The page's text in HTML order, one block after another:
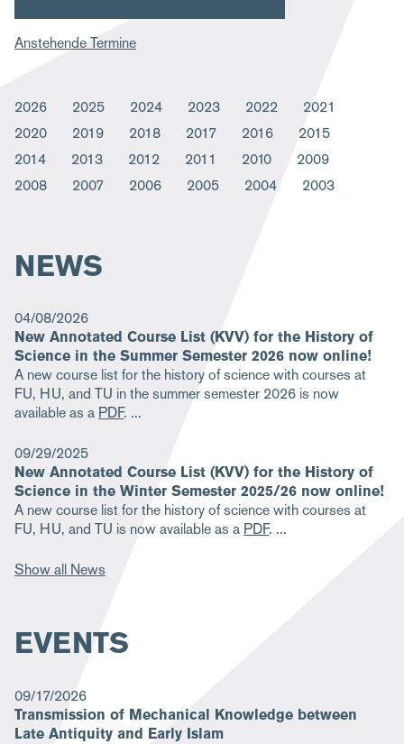
Anstehende Termine
2026 2025 2024 2023 2022
2021
2020
2019 2018 2017 2016
2015
2014
2013 2012 2011 2010
2009
2008
2007 2006 2005 2004 2003
NEWS
04/08/2026
New Annotated Course List (KVV) for the History of
Science in the Summer Semester 2026 now online!
A new course list for the history of science with courses at
FU, HU, and TU in the summer semester 2026 is now
available as a PDF.
09/29/2025
New Annotated Course List (KVV) for the History of
Science in the Winter Semester 2025/26 now online!
A new course list for the history of science with courses at
FU, HU, and TU is now available as a PDF.
Show all News
EVENTS
09/17/2026
Transmission of Mechanical Knowledge between
Late Antiquity and Early Islam